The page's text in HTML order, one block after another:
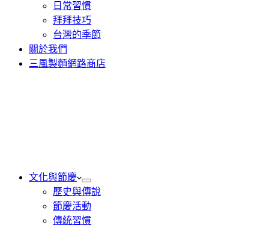
日常習慣
拜拜技巧
台灣的季節
關於我們
三風製麵網路商店
文化與節慶
歷史與傳說
節慶活動
傳統習慣